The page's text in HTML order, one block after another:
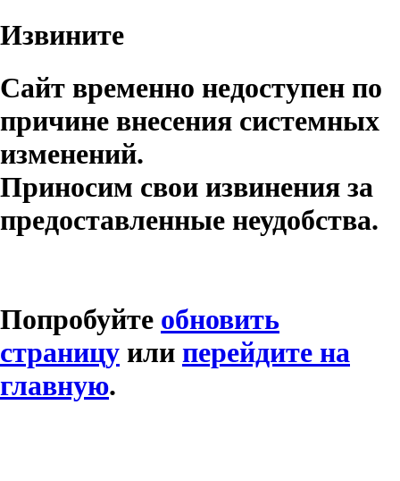
Извините
Сайт временно недоступен по
причине внесения системных
изменений.
Приносим свои извинения за
предоставленные неудобства.
Попробуйте обновить
страницу или перейдите на
главную.